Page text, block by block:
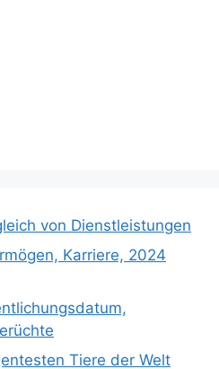
von Dienstleistungen
Karriere, 2024
Tiere der Welt